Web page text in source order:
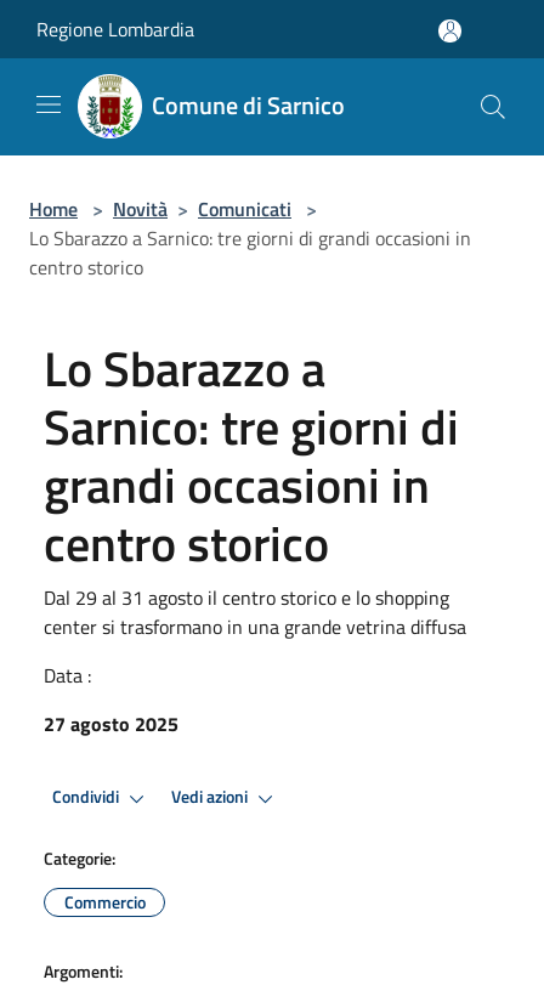
Regione Lombardia
Comune di Sarnico
Home > Novità > Comunicati >
Lo Sbarazzo a Sarnico: tre giorni di grandi occasioni in
centro storico
Lo Sbarazzo a
Sarnico: tre giorni di
grandi occasioni in
centro storico
Dal 29 al 31 agosto il centro storico e lo shopping
center si trasformano in una grande vetrina diffusa
Data :
27 agosto 2025
Condividi Vedi azioni
Categorie:
Commercio
Argomenti: